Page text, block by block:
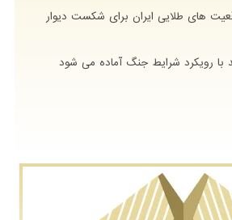
های طلایی ایران برای شکست دیوار
با رویکرد شرایط جنگ آماده می شود